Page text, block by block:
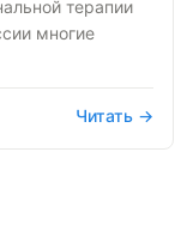
терапии
многие
Читать →